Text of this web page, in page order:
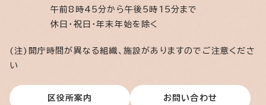
午前8時45分から午後5時15分まで
休日・祝日・年末年始を除く
(注)開庁時間が異なる組織、施設がありますのでご注意くださ
い
区役所案内 お問い合わせ